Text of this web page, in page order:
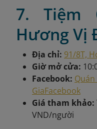
7. Tiệm
Hương Vị
Địa chỉ: 91/8T,
Giờ mở cửa:
Facebook: Quán
GiaFacebook
Giá tham khảo:
VND/người